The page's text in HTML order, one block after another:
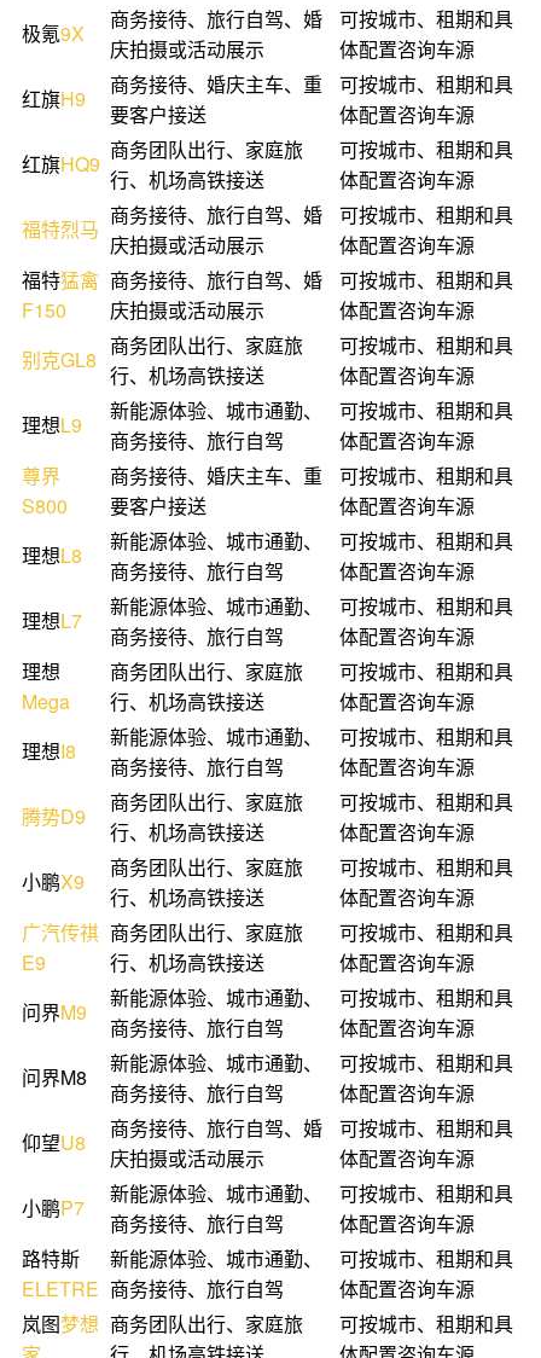
极氪9X
商务接待、旅行自驾、婚
庆拍摄或活动展示
可按城市、租期和具
体配置咨询车源
红旗H9
商务接待、婚庆主车、重
要客户接送
可按城市、租期和具
体配置咨询车源
红旗HQ9
商务团队出行、家庭旅
行、机场高铁接送
可按城市、租期和具
体配置咨询车源
福特烈马
商务接待、旅行自驾、婚
庆拍摄或活动展示
可按城市、租期和具
体配置咨询车源
福特猛禽
F150
商务接待、旅行自驾、婚
庆拍摄或活动展示
可按城市、租期和具
体配置咨询车源
别克GL8
商务团队出行、家庭旅
行、机场高铁接送
可按城市、租期和具
体配置咨询车源
理想L9
新能源体验、城市通勤、
商务接待、旅行自驾
可按城市、租期和具
体配置咨询车源
尊界
S800
商务接待、婚庆主车、重
要客户接送
可按城市、租期和具
体配置咨询车源
理想L8
新能源体验、城市通勤、
商务接待、旅行自驾
可按城市、租期和具
体配置咨询车源
理想L7
新能源体验、城市通勤、
商务接待、旅行自驾
可按城市、租期和具
体配置咨询车源
理想
Mega
商务团队出行、家庭旅
行、机场高铁接送
可按城市、租期和具
体配置咨询车源
理想I8
新能源体验、城市通勤、
商务接待、旅行自驾
可按城市、租期和具
体配置咨询车源
腾势D9
商务团队出行、家庭旅
行、机场高铁接送
可按城市、租期和具
体配置咨询车源
小鹏X9
商务团队出行、家庭旅
行、机场高铁接送
可按城市、租期和具
体配置咨询车源
广汽传祺
E9
商务团队出行、家庭旅
行、机场高铁接送
可按城市、租期和具
体配置咨询车源
问界M9
新能源体验、城市通勤、
商务接待、旅行自驾
可按城市、租期和具
体配置咨询车源
问界M8
新能源体验、城市通勤、
商务接待、旅行自驾
可按城市、租期和具
体配置咨询车源
仰望U8
商务接待、旅行自驾、婚
庆拍摄或活动展示
可按城市、租期和具
体配置咨询车源
小鹏P7
新能源体验、城市通勤、
商务接待、旅行自驾
可按城市、租期和具
体配置咨询车源
路特斯
ELETRE
新能源体验、城市通勤、
商务接待、旅行自驾
可按城市、租期和具
体配置咨询车源
岚图梦想 商务团队出行、家庭旅
可按城市、租期和具